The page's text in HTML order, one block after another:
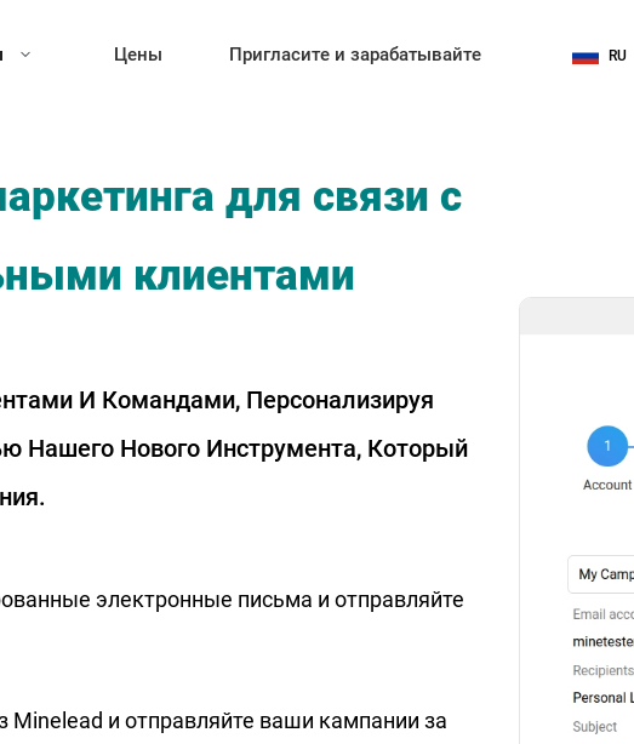
Цены Пригласите и зарабатывайте RU
для связи с
клиентами
И Командами, Персонализируя
Нашего Нового Инструмента, Который
электронные письма и отправляйте
Minelead и отправляйте ваши кампании за